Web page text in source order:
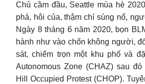
Chủ cầm đầu, Seattle mùa hè
phá, hôi của, thậm chí súng nổ,
Ngày 8 tháng 6 năm 2020, bọn
hành như vào chốn không người,
sát, chiếm trọn một khu phố và
Autonomous Zone (CHAZ) sau
Hill Occupied Protest (CHOP).